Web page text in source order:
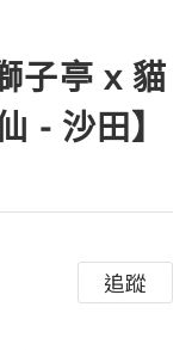
子亭 x 貓
- 沙田】
追蹤